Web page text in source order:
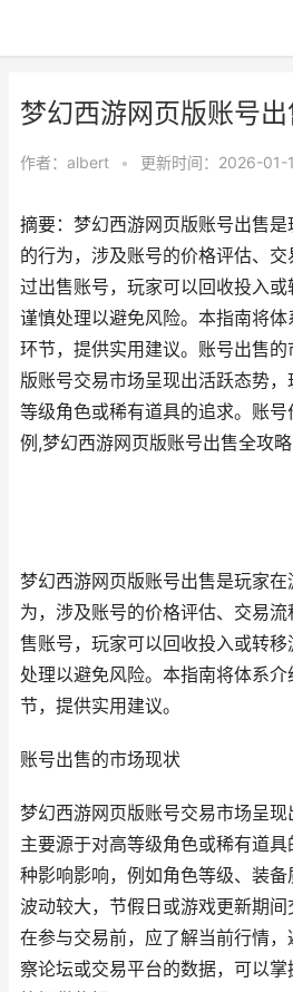
梦幻西游网页版账号
作者： albert • 更新时间：2026-01-
摘要：梦幻西游网页版账号出售
的行为，涉及账号的价格评估、
过出售账号，玩家可以回收投入
谨慎处理以避免风险。本指南将
环节，提供实用建议。账号出售
版账号交易市场呈现出活跃态势
等级角色或稀有道具的追求。账号
例,梦幻西游网页版账号出售全攻略
梦幻西游网页版账号出售是玩家
为，涉及账号的价格评估、交易
售账号，玩家可以回收投入或转
处理以避免风险。本指南将体系
节，提供实用建议。
账号出售的市场现状
梦幻西游网页版账号交易市场呈
主要源于对高等级角色或稀有道
种影响影响，例如角色等级、装
波动较大，节假日或游戏更新期
在参与交易前，应了解当前行情
察论坛或交易平台的数据，可以